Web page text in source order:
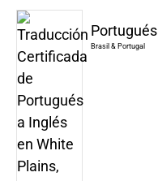
Portugués
Brasil & Portugal